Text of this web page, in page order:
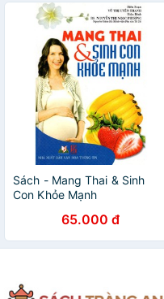
Sách - Mang Thai & Sinh
Con Khỏe Mạnh
65.000 đ